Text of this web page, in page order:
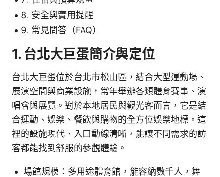
安全與實用提醒
常見問答（FAQ）
1. 台北大巨蛋簡介與定位
台北大巨蛋位於台北市松山區，結合大型運動場、
展演空間與商業設施，常年舉辦各類體育賽事、演
唱會與展覽。對於本地居民與觀光客而言，它是結
合運動、娛樂、餐飲與購物的全方位娛樂地標。這
裡的設施現代、入口動線清晰，能讓不同需求的訪
客都能找到舒服的參觀體驗。
場館規模：多用途體育館，能容納數千人，舞